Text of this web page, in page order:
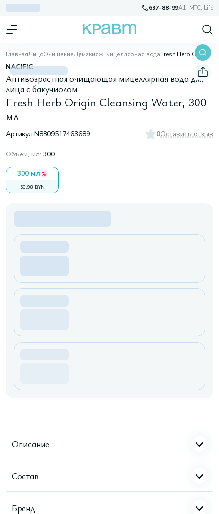
637-88-99A1, МТС, Life
ГлавнаяЛицоОчищениеДемакияж, мицеллярная вода Fresh Herb Origin Cleansing Water, 300 мл
NACIFIC
Антивозрастная очищающая мицеллярная вода для
лица с бакучиолом
Fresh Herb Origin Cleansing Water, 300
мл
Артикул:N8809517463689 0Оставить отзыв
Объем, мл: 300
300 мл
50,98 BYN
Описание
Состав
Бренд